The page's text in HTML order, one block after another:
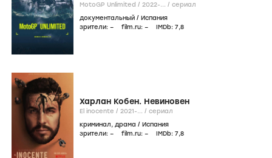
MotoGP Unlimited / 2022-... / сериал
документальный / Испания
зрители: – film.ru: – IMDb: 7,8
Харлан Кобен. Невиновен
El inocente / 2021-... / сериал
криминал, драма / Испания
зрители: – film.ru: – IMDb: 7,8